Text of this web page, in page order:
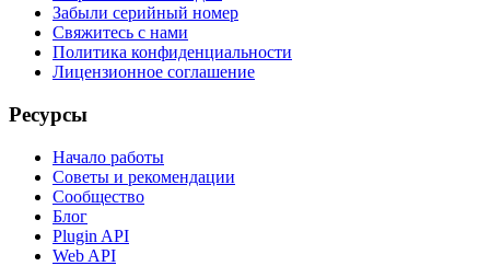
Забыли серийный номер
Свяжитесь с нами
Политика конфиденциальности
Лицензионное соглашение
Ресурсы
Начало работы
Советы и рекомендации
Сообщество
Блог
Plugin API
Web API